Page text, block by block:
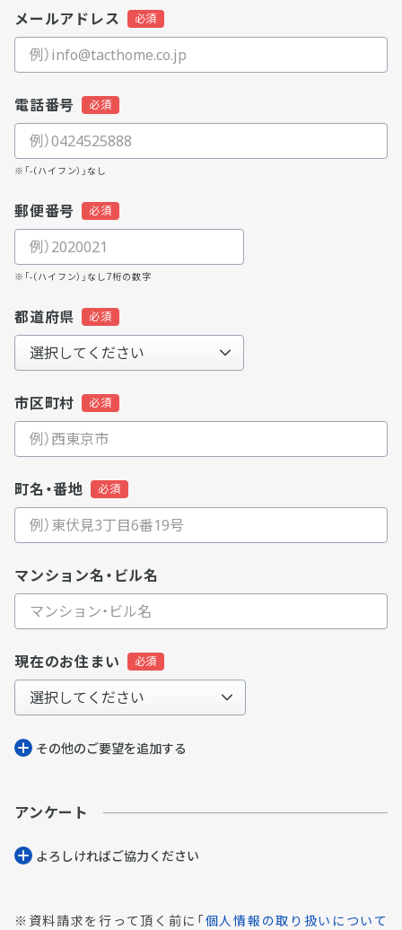
メールアドレス
電話番号
※「-（ハイフン）」なし
郵便番号
※「-（ハイフン）」なし7桁の数字
都道府県
市区町村
町名・番地
マンション名・ビル名
現在のお住まい
その他のご要望を追加する
アンケート
よろしければご協⼒ください
資料請求を行って頂く前に「個人情報の取り扱いについて